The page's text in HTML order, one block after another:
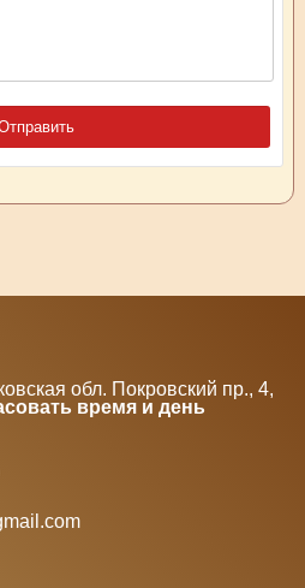
обл. Покровский пр., 4,
время и день